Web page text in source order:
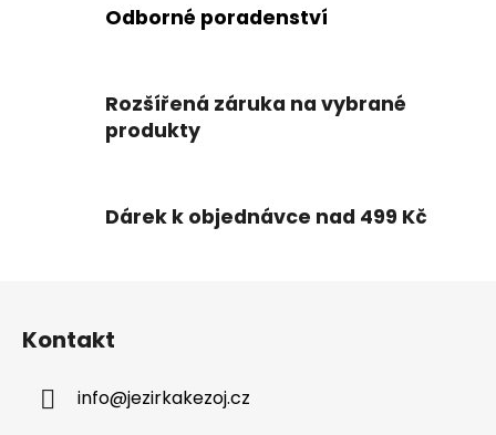
k
p
Odborné poradenství
Rozšířená záruka na vybrané
produkty
Dárek k objednávce nad 499 Kč
Kontakt
info@jezirkakezoj.cz